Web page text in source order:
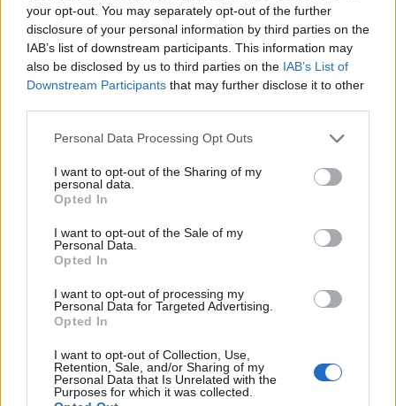
your opt-out. You may separately opt-out of the further
disclosure of your personal information by third parties on the
IAB’s list of downstream participants. This information may
also be disclosed by us to third parties on the IAB’s List of
Downstream Participants that may further disclose it to other
Please note that this website/app uses one or more Google
not limited to your visit or usage behaviour. You may click to
grant or deny consent to Google and its third-party tags to
use your data for below specified purposes in below Google
consent section.
Personal Data Processing Opt Outs
I want to opt-out of the Sharing of my
personal data.
Opted In
I want to opt-out of the Sale of my
Personal Data.
Opted In
I want to opt-out of processing my
Personal Data for Targeted Advertising.
Opted In
I want to opt-out of Collection, Use,
Retention, Sale, and/or Sharing of my
Personal Data that Is Unrelated with the
Purposes for which it was collected.
NECROLOGIE
Mario Malu
Paolo Pinna
Martina Agostina Diturco